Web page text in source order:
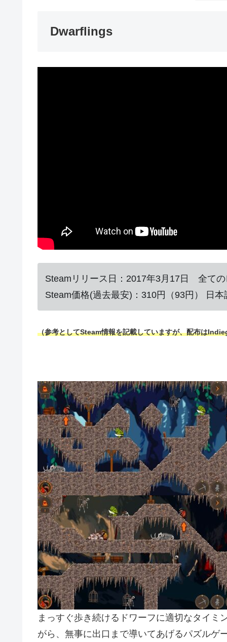
Dwarflings
Steamリリース日：2017年3月17日 全ての
Steam価格(過去最安)：310円（93円） 日
（参考としてSteam情報を記載していますが、配布は
まっすぐ歩き続けるドワーフに適切なタイミ
がら、無事に出口まで導いてあげるパズルゲ